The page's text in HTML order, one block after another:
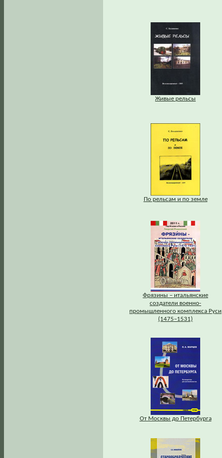
Живые рельсы
По рельсам и по земле
Фрязины – итальянские
создатели военно-
промышленного комплекса Руси
(1475–1531)
От Москвы до Петербурга